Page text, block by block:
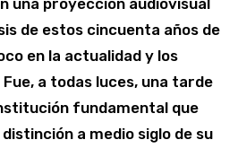
de estos cincuenta años de
en la actualidad y los
a todas luces, una tarde
fundamental que
a medio siglo de su